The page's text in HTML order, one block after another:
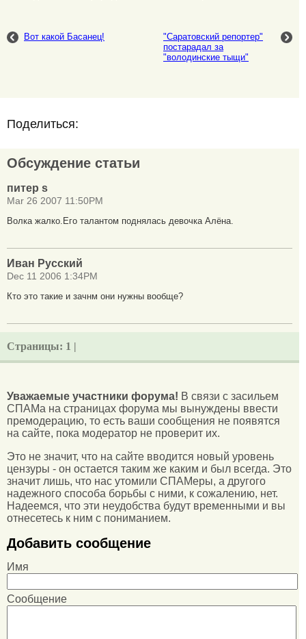
Вот какой Басанец!
"Саратовский репортер"
постарадал за
"володинские тыщи"
Поделиться:
Обсуждение статьи
питер s
Mar 26 2007 11:50PM
Волка жалко.Его талантом поднялась девочка Алёна.
Иван Русский
Dec 11 2006 1:34PM
Кто это такие и зачнм они нужны вообще?
Страницы: 1 |
Уважаемые участники форума! В связи с засильем
СПАМа на страницах форума мы вынуждены ввести
премодерацию, то есть ваши сообщения не появятся
на сайте, пока модератор не проверит их.
Это не значит, что на сайте вводится новый уровень
цензуры - он остается таким же каким и был всегда. Это
значит лишь, что нас утомили СПАМеры, а другого
надежного способа борьбы с ними, к сожалению, нет.
Надеемся, что эти неудобства будут временными и вы
отнесетесь к ним с пониманием.
Добавить сообщение
Имя
Сообщение